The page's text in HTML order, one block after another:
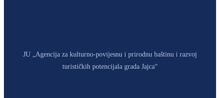
JU „Agencija za kulturno-povijesnu i prirodnu baštinu i razvoj
turističkih potencijala grada Jajca“